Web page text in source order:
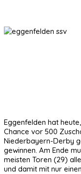
Eggenfelden hat
Chance vor 500
Niederbayern-Derby
gewinnen. Am Ende
meisten Toren (29)
und damit mit nur